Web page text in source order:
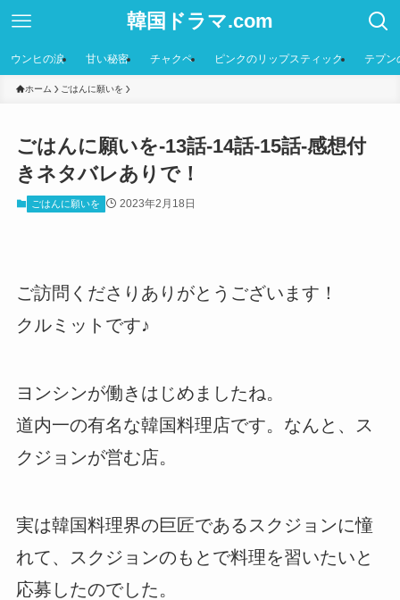
韓国ドラマ.com
ウンヒの涙 甘い秘密 チャクペ ピンクのリップスティック テプン
ホーム ごはんに願いを
ごはんに願いを-13話-14話-15話-感想付
きネタバレありで！
ごはんに願いを 2023年2月18日
ご訪問くださりありがとうございます！
クルミットです♪
ヨンシンが働きはじめましたね。
道内一の有名な韓国料理店です。なんと、ス
クジョンが営む店。
実は韓国料理界の巨匠であるスクジョンに憧
れて、スクジョンのもとで料理を習いたいと
応募したのでした。